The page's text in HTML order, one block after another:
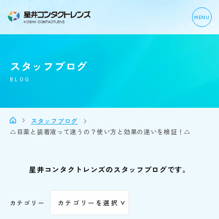
MENU
スタッフブログ
BLOG
スタッフブログ
△目薬と装着液って違うの？使い方と効果の違いを検証！△
星井コンタクトレンズのスタッフブログです。
カテゴリー